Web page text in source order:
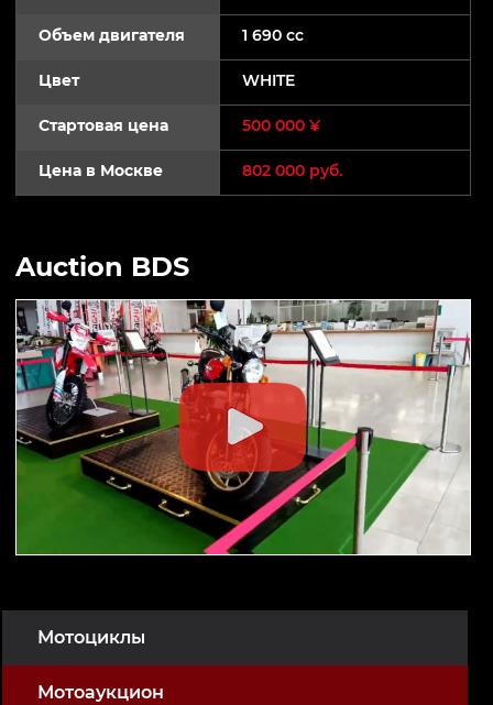
Мотоциклы
Мотоаукцион
Объем двигателя 1 690 cc
Цвет WHITE
Стартовая цена 500 000 ¥
Цена в Москве 802 000 руб.
Auction BDS